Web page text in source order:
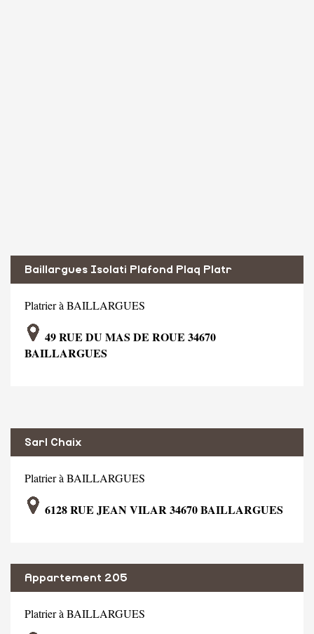
Baillargues Isolati Plafond Plaq Platr
Platrier à BAILLARGUES
49 RUE DU MAS DE ROUE 34670
BAILLARGUES
Sarl Chaix
Platrier à BAILLARGUES
6128 RUE JEAN VILAR 34670 BAILLARGUES
Appartement 205
Platrier à BAILLARGUES